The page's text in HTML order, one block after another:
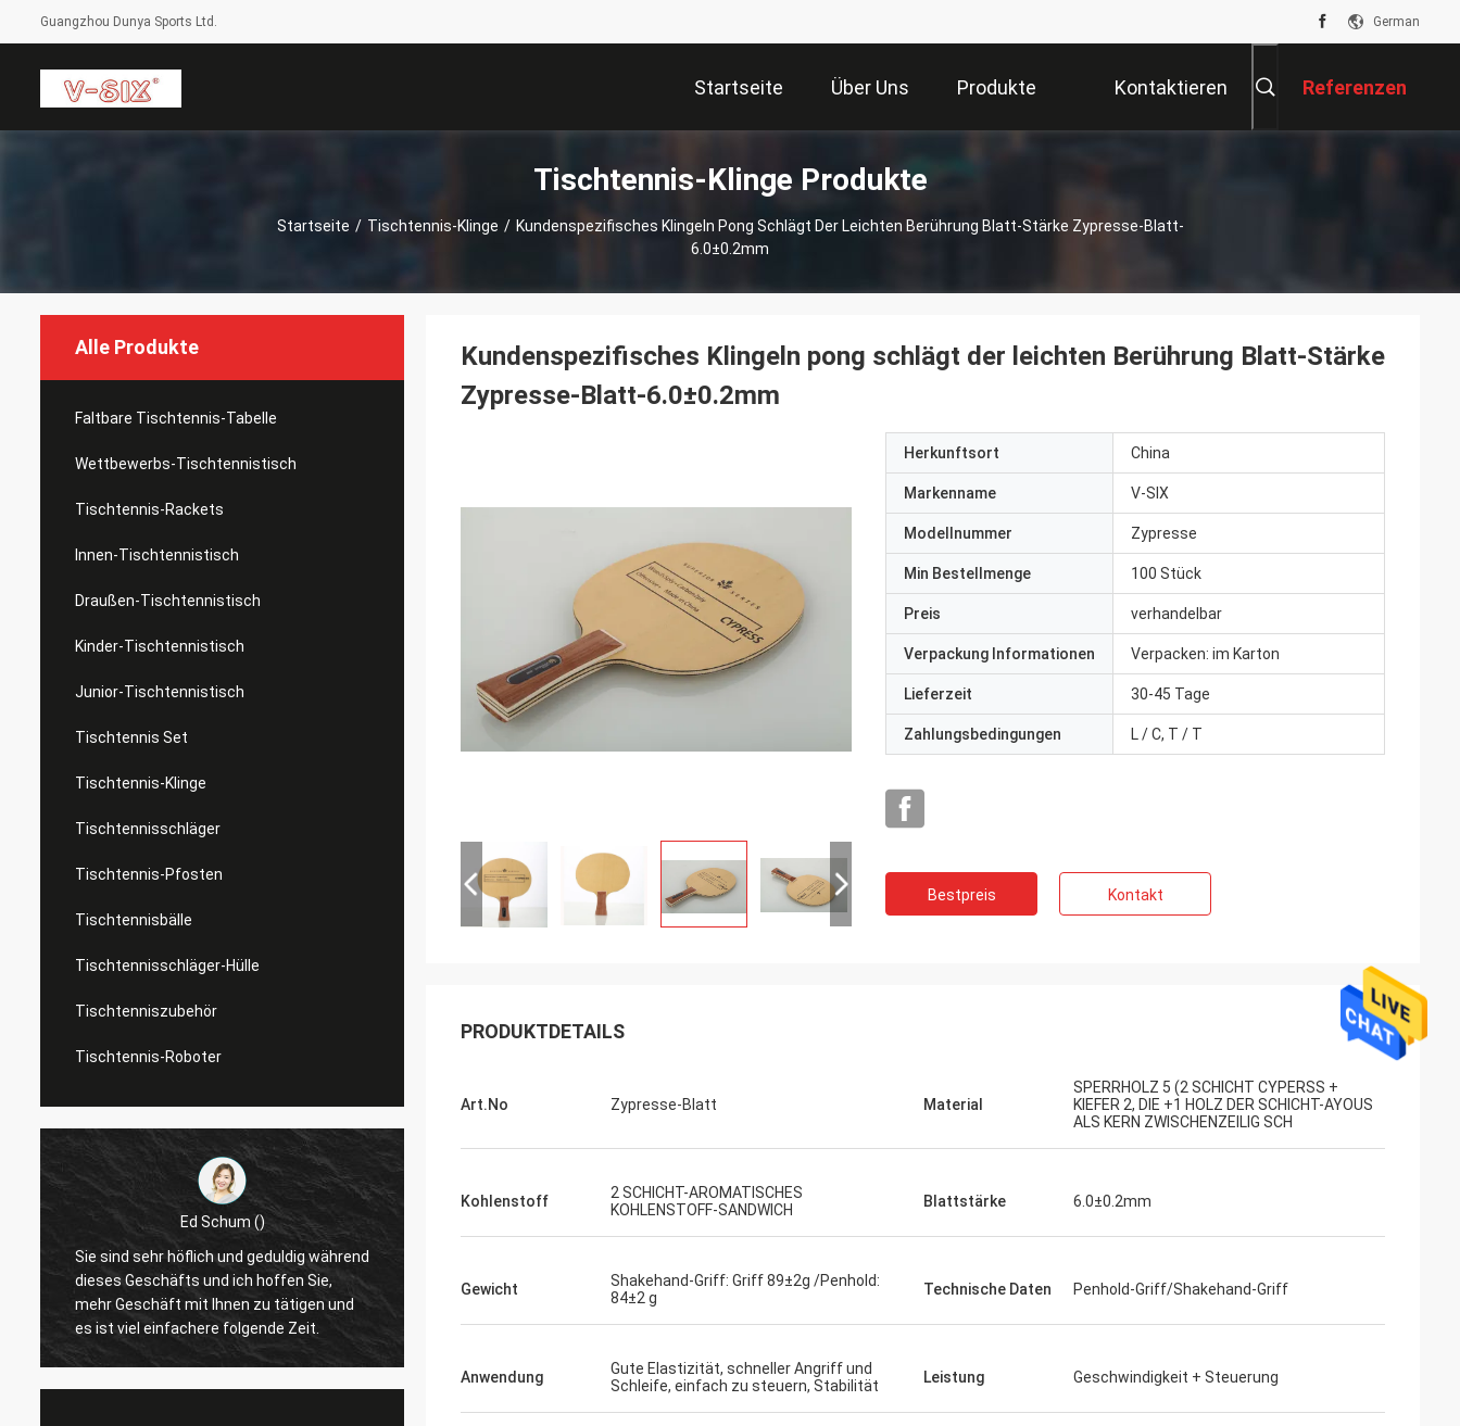
Guangzhou Dunya Sports Ltd. German
Startseite Über Uns Produkte Kontaktieren Referenzen
Tischtennis-Klinge Produkte
Startseite / Tischtennis-Klinge / Kundenspezifisches Klingeln Pong Schlägt Der Leichten Berührung Blatt-Stärke Zypresse-Blatt-
6.0±0.2mm
Alle Produkte
Faltbare Tischtennis-Tabelle
Wettbewerbs-Tischtennistisch
Tischtennis-Rackets
Innen-Tischtennistisch
Draußen-Tischtennistisch
Kinder-Tischtennistisch
Junior-Tischtennistisch
Tischtennis Set
Tischtennis-Klinge
Tischtennisschläger
Tischtennis-Pfosten
Tischtennisbälle
Tischtennisschläger-Hülle
Tischtenniszubehör
Tischtennis-Roboter
Ed Schum ()
Sie sind sehr höflich und geduldig während
dieses Geschäfts und ich hoffen Sie,
mehr Geschäft mit Ihnen zu tätigen und
es ist viel einfachere folgende Zeit.
Julien
Feedback mit WhatsApp-Bällen sind sehr
Anders Dahl
rechtzeitig zu unseren Tabellen und
guter Service und liefern rechtzeitig,
Kundenspezifisches Klingeln pong schlägt der leichten Berührung Blatt-Stärke
Zypresse-Blatt-6.0±0.2mm
Herkunftsort China
Markenname V-SIX
Modellnummer Zypresse
Min Bestellmenge 100 Stück
Preis verhandelbar
Verpackung Informationen Verpacken: im Karton
Lieferzeit 30-45 Tage
Zahlungsbedingungen L / C, T / T
Bestpreis Kontakt
PRODUKTDETAILS
Art.No Zypresse-Blatt Material
SPERRHOLZ 5 (2 SCHICHT CYPERSS +
KIEFER 2, DIE +1 HOLZ DER SCHICHT-AYOUS
ALS KERN ZWISCHENZEILIG SCH
Kohlenstoff
2 SCHICHT-AROMATISCHES
KOHLENSTOFF-SANDWICH
Blattstärke 6.0±0.2mm
Gewicht
Shakehand-Griff: Griff 89±2g /Penhold:
84±2 g
Technische Daten Penhold-Griff/Shakehand-Griff
Anwendung
Gute Elastizität, schneller Angriff und
Schleife, einfach zu steuern, Stabilität
Leistung Geschwindigkeit + Steuerung